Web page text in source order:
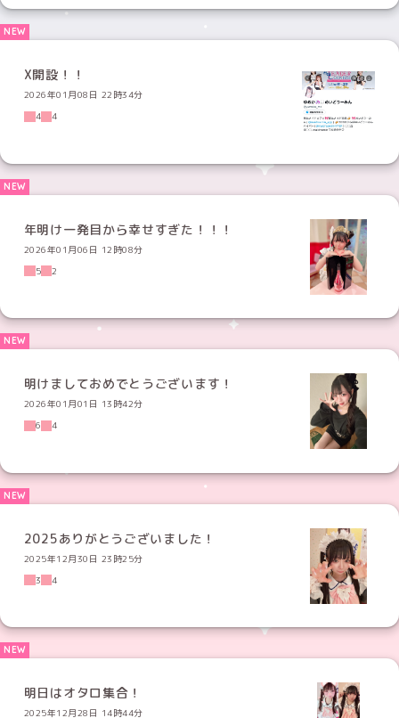
X開設！！
2026年01月08日 22時34分
4
4
年明け一発目から幸せすぎた！！！
2026年01月06日 12時08分
5
2
明けましておめでとうございます！
2026年01月01日 13時42分
6
4
2025ありがとうございました！
2025年12月30日 23時25分
3
4
明日はオタロ集合！
2025年12月28日 14時44分